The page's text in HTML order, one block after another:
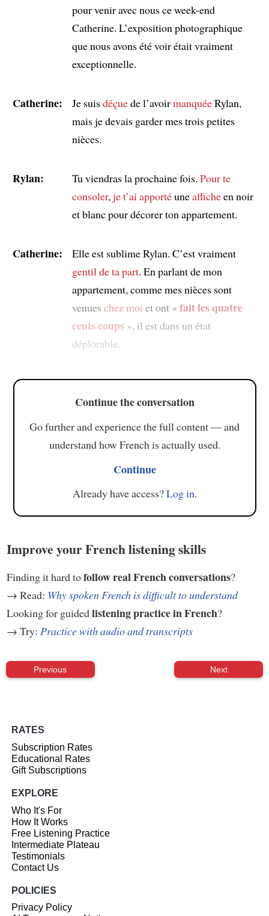
pour venir avec nous ce week-end
Catherine. L’exposition photographique
que nous avons été voir était vraiment
exceptionnelle.
Catherine: Je suisdéçuede l’avoirmanquéeRylan,
mais je devais garder mes trois petites
nièces.
Rylan: Tu viendras la prochaine fois. Pour te
consoler, je t’ai apportéuneafficheen noir
et blanc pour décorer ton appartement.
Catherine:
Elle est sublime Rylan. C’est vraiment
gentil de ta part. En parlant de mon
appartement, comme mes nièces sont
venues chez moi et ont « fait les quatre
cents coups», il est dans un état
déplorable.
Continue the conversation
Go further and experience the full content — and
understand how French is actually used.
Continue
Already have access?Log in.
Improve your French listening skills
Finding it hard tofollow real French conversations?
→ Read: Why spoken French is difficult to understand
Looking for guidedlistening practice in French?
→ Try: Practice with audio and transcripts
Previous Next
RATES
Subscription Rates
Educational Rates
Gift Subscriptions
EXPLORE
Who It's For
How It Works
Free Listening Practice
Intermediate Plateau
Testimonials
Contact Us
POLICIES
Privacy Policy